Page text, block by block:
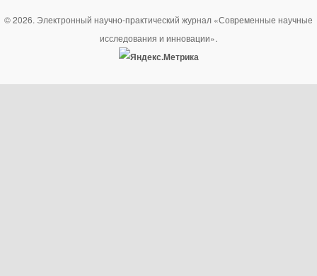
© 2026. Электронный научно-практический журнал «Современные научные
исследования и инновации».